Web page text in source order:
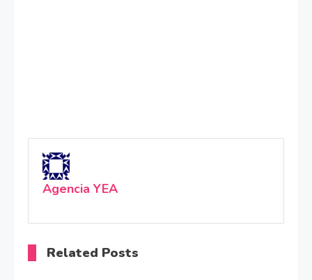
Agencia YEA
Related Posts